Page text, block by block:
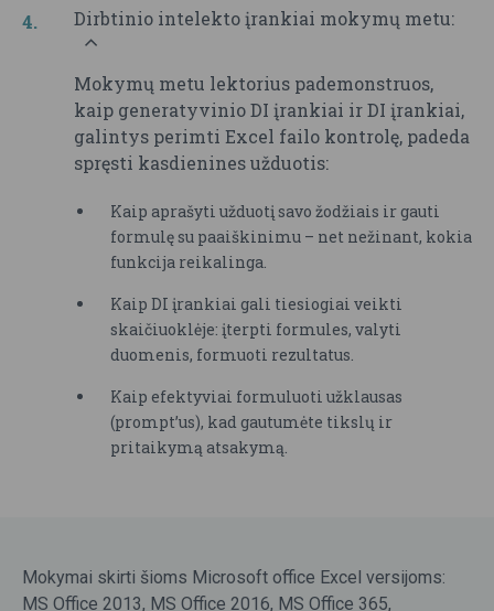
Dirbtinio intelekto įrankiai mokymų metu:
Mokymų metu lektorius pademonstruos,
kaip generatyvinio DI įrankiai ir DI įrankiai,
galintys perimti Excel failo kontrolę, padeda
spręsti kasdienines užduotis:
Kaip aprašyti užduotį savo žodžiais ir gauti
formulę su paaiškinimu – net nežinant, kokia
funkcija reikalinga.
Kaip DI įrankiai gali tiesiogiai veikti
skaičiuoklėje: įterpti formules, valyti
duomenis, formuoti rezultatus.
Kaip efektyviai formuluoti užklausas
(prompt’us), kad gautumėte tikslų ir
pritaikymą atsakymą.
Mokymai skirti šioms Microsoft office Excel versijoms:
MS Office 2013, MS Office 2016, MS Office 365,